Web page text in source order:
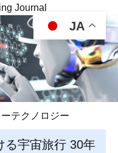
Journal
テクノロジー
る宇宙旅行 30年
JA